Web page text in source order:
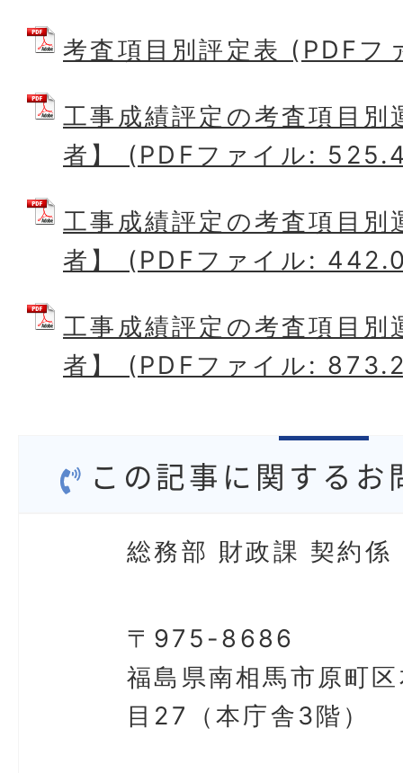
考査項目別評定表 (PDF
工事成績評定の考査項目別
者】 (PDFファイル:
工事成績評定の考査項目別
者】 (PDFファイル:
工事成績評定の考査項目別
者】 (PDFファイル:
この記事に関するお
総務部 財政課 契約係
〒975-8686
福島県南相馬市原町
目27（本庁舎3階）